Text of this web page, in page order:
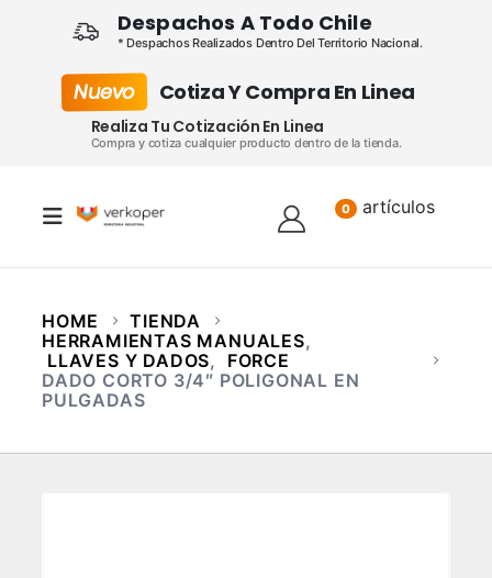
Despachos A Todo Chile
* Despachos Realizados Dentro Del Territorio Nacional.
Nuevo Cotiza Y Compra En Linea
Realiza Tu Cotización En Linea
Compra y cotiza cualquier producto dentro de la tienda.
0 artículos
HOME
TIENDA
HERRAMIENTAS MANUALES,
LLAVES Y DADOS,
FORCE
DADO CORTO 3/4″ POLIGONAL EN
PULGADAS